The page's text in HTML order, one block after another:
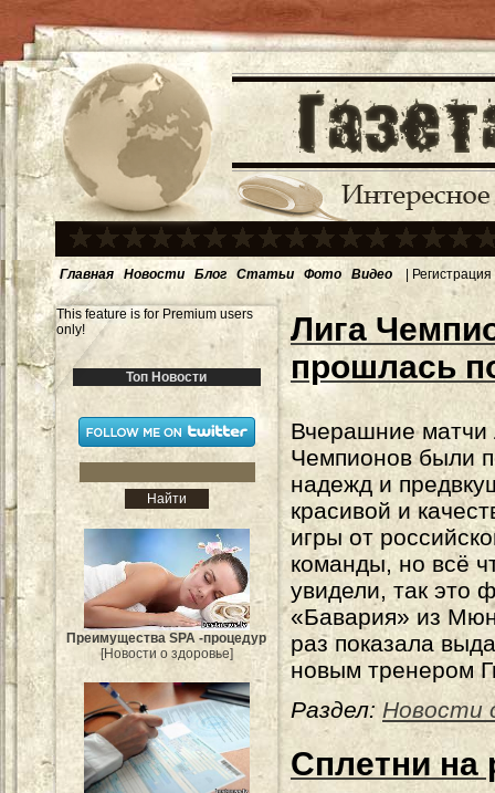
Главная Новости Блог Статьи Фото Видео | Регистрация
This feature is for Premium users
only!
Топ Новости
Преимущества SPA -процедур
[Новости о здоровье]
Лига
прошлась
Вчерашние матчи
Чемпионов были
надежд и
красивой и
игры от
команды, но всё
увидели, так это
«Бавария» из
раз показала
новым тренером
Раздел: Новости
Сплетни на